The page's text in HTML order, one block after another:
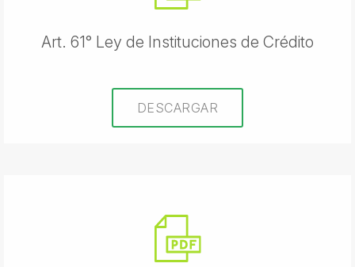
Art. 61° Ley de Instituciones de Crédito
DESCARGAR